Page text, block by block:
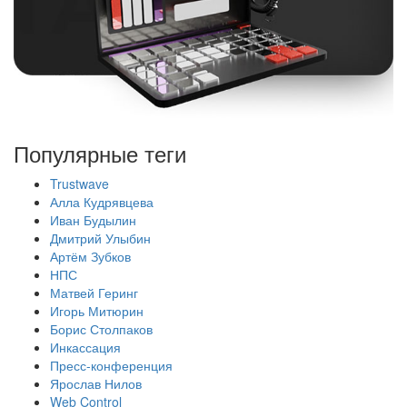
Популярные теги
Trustwave
Алла Кудрявцева
Иван Будылин
Дмитрий Улыбин
Артём Зубков
НПС
Матвей Геринг
Игорь Митюрин
Борис Столпаков
Инкассация
Пресс-конференция
Ярослав Нилов
Web Control